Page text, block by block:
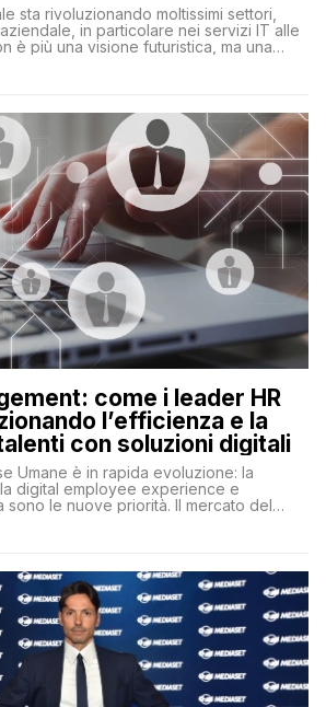
sta rivoluzionando moltissimi settori,
in particolare nei servizi IT alle
è più una visione futuristica, ma una
portando a un cambio significativo in
[…]
come i leader HR
l’efficienza e la
con soluzioni digitali
Umane è in rapida evoluzione: la
digital employee experience e
sono le nuove priorità. Il mercato del
sempre più competitivo con una lotta